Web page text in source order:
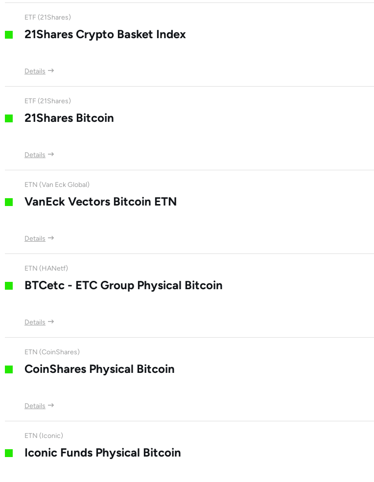
ETF (21Shares)
21Shares Crypto Basket Index
Details
ETF (21Shares)
21Shares Bitcoin
Details
ETN (Van Eck Global)
VanEck Vectors Bitcoin ETN
Details
ETN (HANetf)
BTCetc - ETC Group Physical Bitcoin
Details
ETN (CoinShares)
CoinShares Physical Bitcoin
Details
ETN (Iconic)
Iconic Funds Physical Bitcoin